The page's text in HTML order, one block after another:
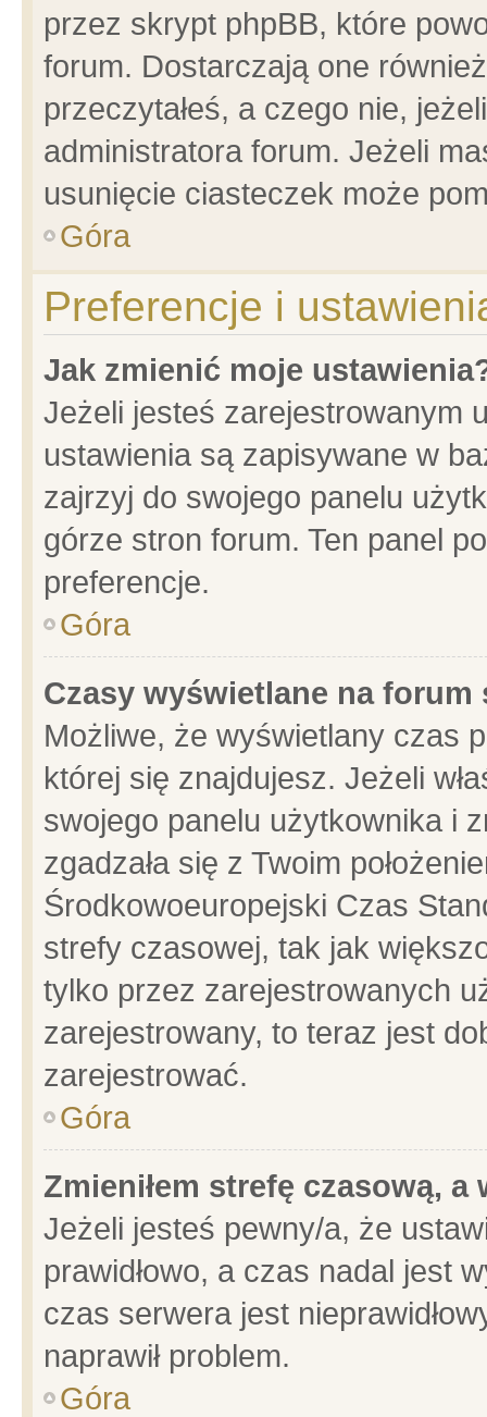
przez skrypt phpBB, które
forum. Dostarczają one
przeczytałeś, a czego nie,
administratora forum. Jeżeli
usunięcie ciasteczek może
Góra
Preferencje i
Jak zmienić moje
Jeżeli jesteś zarejestrowanym
ustawienia są zapisywane w
zajrzyj do swojego panelu
górze stron forum. Ten panel
preferencje.
Góra
Czasy wyświetlane na forum
Możliwe, że wyświetlany czas
której się znajdujesz. Jeżeli
swojego panelu użytkownika i
zgadzała się z Twoim
Środkowoeuropejski Czas
strefy czasowej, tak jak
tylko przez zarejestrowanych
zarejestrowany, to teraz jest
zarejestrować.
Góra
Zmieniłem strefę czasową,
Jeżeli jesteś pewny/a, że
prawidłowo, a czas nadal jest
czas serwera jest
naprawił problem.
Góra